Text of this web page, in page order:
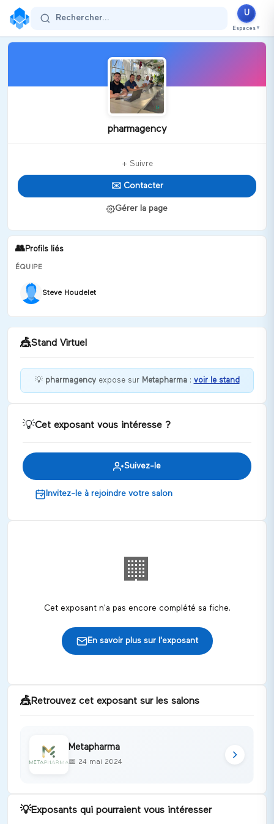
Rechercher...
U
Espaces ▼
pharmagency
+ Suivre
✉️ Contacter
Gérer la page
👥Profils liés
ÉQUIPE
Steve Houdelet
🎪Stand Virtuel
Discuter
💡 pharmagencyexpose sur Metapharma : voir le stand
💡Cet exposant vous intéresse ?
Suivez-le
Invitez-le à rejoindre votre salon
🏢
Cet exposant n'a pas encore complété sa fiche.
En savoir plus sur l'exposant
🎪Retrouvez cet exposant sur les salons
Metapharma
📅 24 mai 2024
💡Exposants qui pourraient vous intéresser